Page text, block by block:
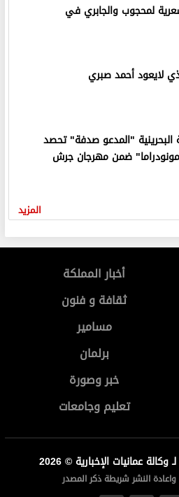
لمحجوب والجابري في
لايعود أحمد صبري
البحرينية "المدعو صدفة" تحصد
ضمن مهرجان جرش
المزيد
أخبار المملكة
ثقافة و فنون
مسامير
برلمان
خبر وصورة
تعليم وجامعات
عمانيات الإخبارية © 2026
النشر شريطة ذكر المصدر